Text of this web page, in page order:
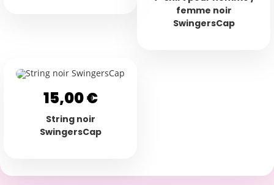
femme noir
SwingersCap
15,00€
String noir
SwingersCap